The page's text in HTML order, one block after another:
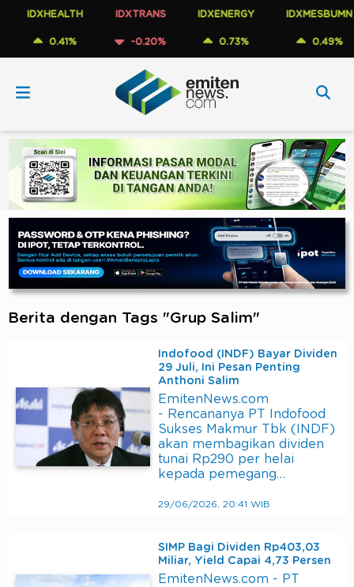
IDXHEALTH
0.41%
IDXTRANS
-0.20%
IDXENERGY
0.73%
IDXMESBUMN
0.49%
Berita dengan Tags "Grup Salim"
Indofood (INDF) Bayar Dividen
29 Juli, Ini Pesan Penting
Anthoni Salim
EmitenNews.com
- Rencananya PT Indofood
Sukses Makmur Tbk (INDF)
akan membagikan dividen
tunai Rp290 per helai
kepada pemegang…
29/06/2026, 20:41 WIB
SIMP Bagi Dividen Rp403,03
Miliar, Yield Capai 4,73 Persen
EmitenNews.com - PT